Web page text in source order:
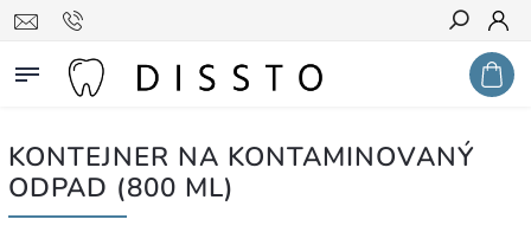
Hledat
KONTEJNER NA KONTAMINOVANÝ
ODPAD (800 ML)